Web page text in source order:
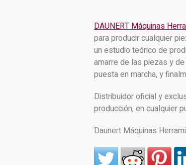
DAUNERT Máquinas
para producir cualquier
un estudio teórico de
amarre de las piezas y
puesta en marcha, y
Distribuidor oficial y
producción, en cualquier
Daunert Máquinas